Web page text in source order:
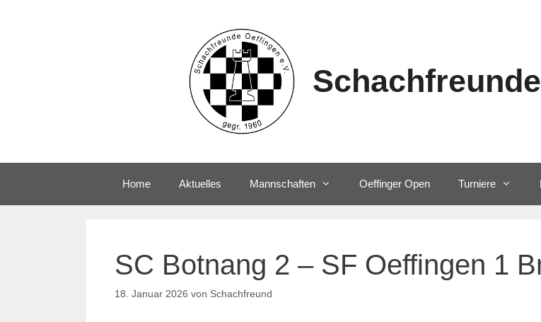
Home Aktuelles Mannschaften Oeffinger Open Turniere
SC Botnang 2 – SF Oeffingen 1
18. Januar 2026 von Schachfreund